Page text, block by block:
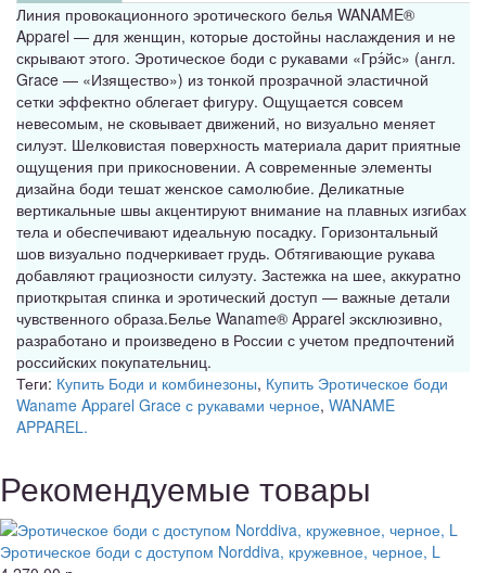
Линия провокационного эротического белья WANAME®
Apparel — для женщин, которые достойны наслаждения и не
скрывают этого. Эротическое боди с рукавами «Грэ́йс» (англ.
Grace — «Изящество») из тонкой прозрачной эластичной
сетки эффектно облегает фигуру. Ощущается совсем
невесомым, не сковывает движений, но визуально меняет
силуэт. Шелковистая поверхность материала дарит приятные
ощущения при прикосновении. А современные элементы
дизайна боди тешат женское самолюбие. Деликатные
вертикальные швы акцентируют внимание на плавных изгибах
тела и обеспечивают идеальную посадку. Горизонтальный
шов визуально подчеркивает грудь. Обтягивающие рукава
добавляют грациозности силуэту. Застежка на шее, аккуратно
приоткрытая спинка и эротический доступ — важные детали
чувственного образа.Белье Waname® Apparel эксклюзивно,
разработано и произведено в России с учетом предпочтений
российских покупательниц.
Теги: Купить Боди и комбинезоны, Купить Эротическое боди
Waname Apparel Grace с рукавами черное, WANAME
APPAREL.
Рекомендуемые товары
Эротическое боди с доступом Norddiva, кружевное, черное, L